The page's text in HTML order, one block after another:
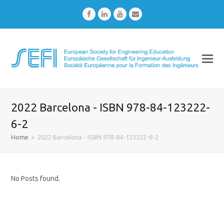
FacebookLinkedInYoutubeEmail
2022 Barcelona - ISBN 978-84-123222-
6-2
Home » 2022 Barcelona - ISBN 978-84-123222-6-2
No Posts found.